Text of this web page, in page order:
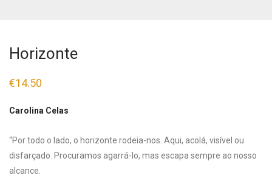
Horizonte
€14.50
Carolina Celas
“Por todo o lado, o horizonte rodeia-nos. Aqui, acolá, visível ou
disfarçado. Procuramos agarrá-lo, mas escapa sempre ao nosso
alcance.